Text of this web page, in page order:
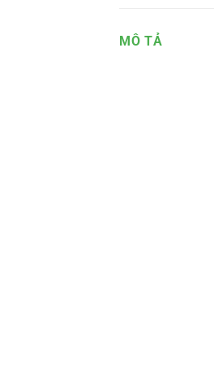
MÔ TẢ